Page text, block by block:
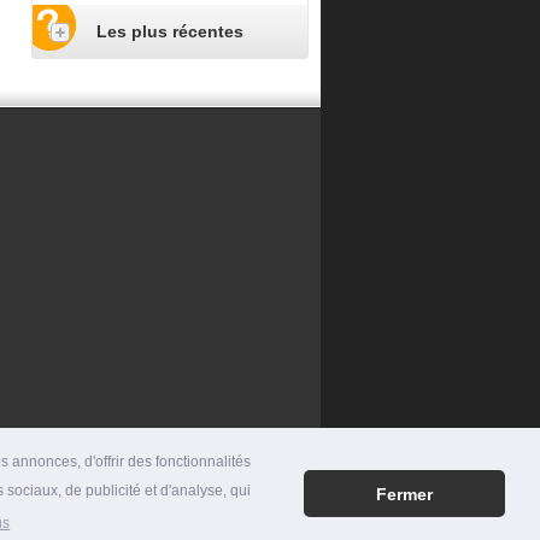
annonces, d'offrir des fonctionnalités
de publicité et d'analyse, qui
Fermer
Les plus récentes